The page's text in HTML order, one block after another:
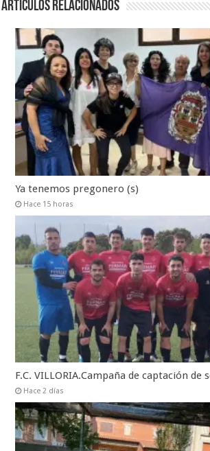
Artículos relacionados
Ya tenemos pregonero (s)
Hace 15 horas
F.C. VILLORIA.Campaña de captación de
Hace 2 días